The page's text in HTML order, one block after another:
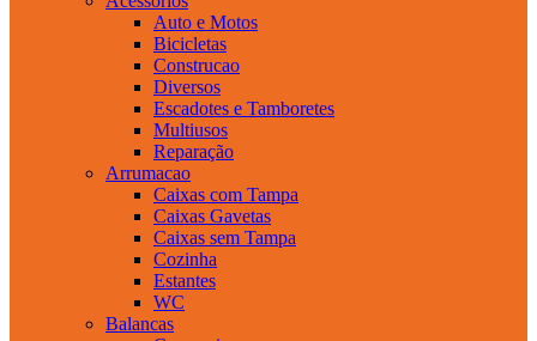
Auto e Motos
Bicicletas
Construcao
Diversos
Escadotes e Tamboretes
Multiusos
Reparação
Arrumacao
Caixas com Tampa
Caixas Gavetas
Caixas sem Tampa
Cozinha
Estantes
WC
Balancas